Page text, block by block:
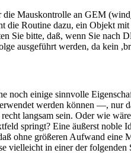
Mauskontrolle an GEM
Routine dazu, ein Objekt
Sie bitte, daß, wenn Sie
ausgeführt werden, da kein
einige sinnvolle
werden können —, nur
langsam sein. Oder wie
springt? Eine äußerst
ohne größeren Aufwand
vielleicht in einer der